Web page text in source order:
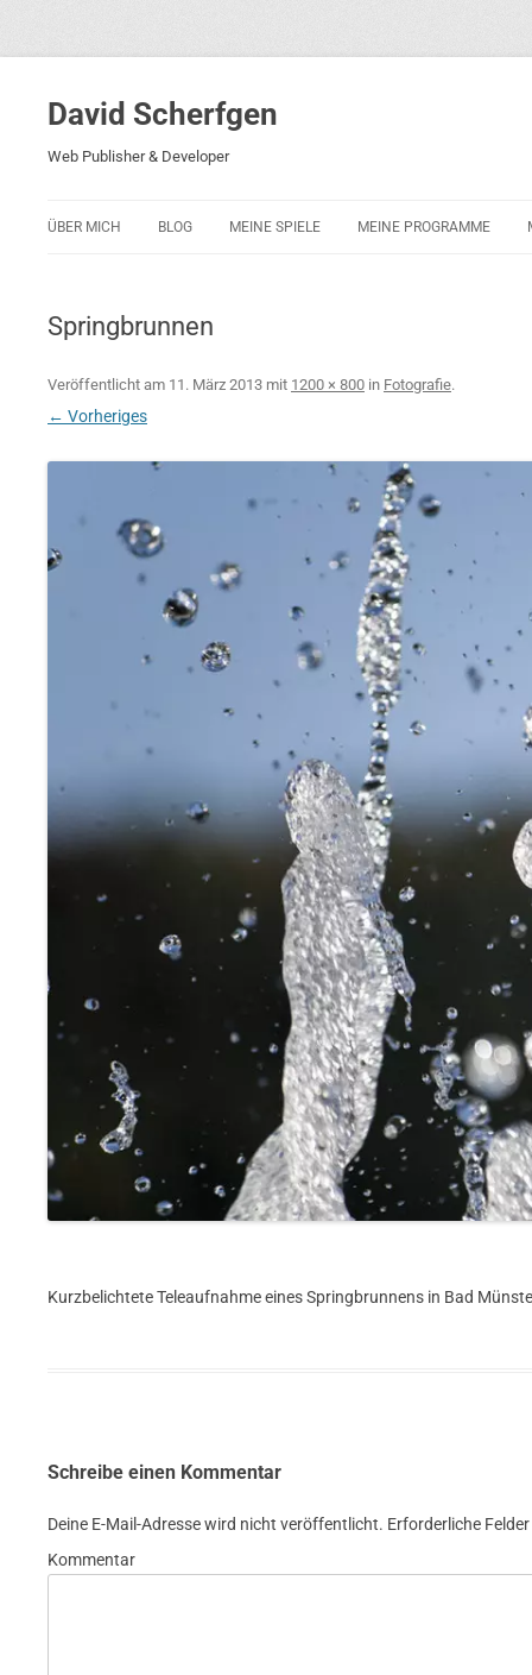
David Scherfgen
Web Publisher & Developer
ÜBER MICH BLOG MEINE SPIELE
ROLLMORAD — GUHASE 2010
MEINE PROGRAMME
Springbrunnen
Veröffentlicht am 11. März 2013 mit 1200 × 800 in Fotografie.
← Vorheriges
Kurzbelichtete Teleaufnahme eines Springbrunnens in Bad
Schreibe einen Kommentar
Deine E-Mail-Adresse wird nicht veröffentlicht. Erforderliche
Kommentar